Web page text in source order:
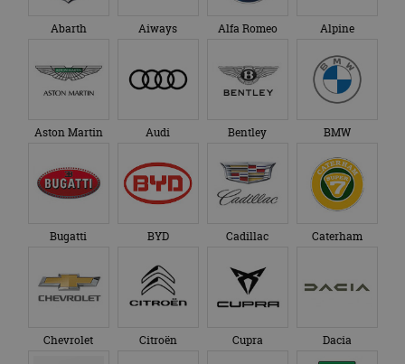
Abarth Aiways Alfa Romeo Alpine
Aston Martin Audi Bentley BMW
Bugatti BYD Cadillac Caterham
Chevrolet Citroën Cupra Dacia